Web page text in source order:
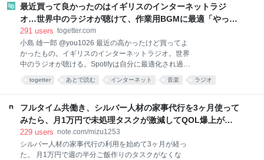
もの」です。 ただいまAmazonが7/13(月)いっぱいま
で、プライムデーの大型セール中（現在は先行セー
ル）なので、琴線に触れた方はどしどしお買い求めく
ださい。 ※このページのリンクからご購入いただくと
一部収益がサイトに還元され運営費になります。あり
がとうございます！
最近買って良かったのはイギリスのインターネットラジ
オ…世界中のラジオが聴けて、作業用BGMに最適「やっぱ
り物理的な機械」「この質感で鎮座してくれるのがいい」
291 users togetter.com
小島 雄一郎 @you1026 最近の高かったけど買ってよ
かったもの。イギリスのインターネットラジオ。世界
中のラジオが聴ける。Spotifyは自分に最適化され過ぎ
と、その国の雰囲気とかと一緒に音楽が流れてくる。
こっちがいい。 pic.x.com/Qf4rbfrpij 2026-06-28
10:48:11
togetter あとで読む インターネット 音楽 ラジオ
フルタイム共働き、シルバー人材の家事代行を3ヶ月使って
みたら、月1万円で未処理タスクが激減してQOL爆上がり
した話。｜みず
229 users note.com/mizu1253
シルバー人材の家事代行の利用を始めて3ヶ月が経っ
た。 月1万円で週の半分ご飯作りのタスクがなくな